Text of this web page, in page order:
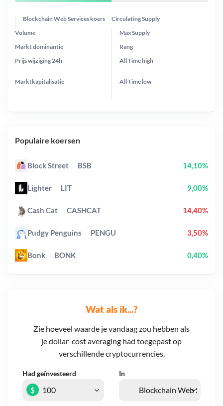
Wat als ik...?
Zie hoeveel waarde je vandaag zou hebben als
je dollar-cost averaging had toegepast op
verschillende cryptocurrencies.
Had geïnvesteerd In
$
Blockchain Web Services koers Circulating Supply
Prijs wijziging 24h
Max Supply
Markt dominantie
Marktkapitalisatie
Volume
Rang
All Timehigh
All Time low
Populaire koersen
Block Street BSB 14,10%
Lighter LIT 9,00%
Cash Cat CASHCAT 14,40%
Pudgy Penguins PENGU 3,50%
Bonk BONK 0,40%